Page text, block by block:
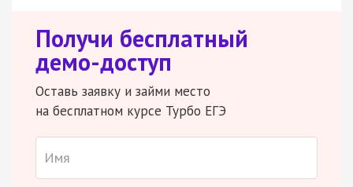
Получи бесплатный
демо-доступ
Оставь заявку и займи место
на бесплатном курсе Турбо ЕГЭ